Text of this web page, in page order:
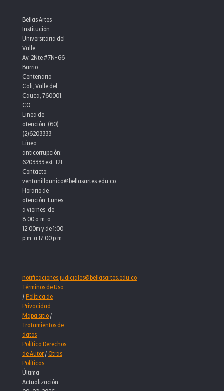
Bellas Artes
Institución
Universitaria del
Valle
Av. 2Nte #7N-66
Barrio
Centenario
Cali, Valle del
Cauca, 760001,
CO
Linea de
atención: (60)
(2)6203333
Línea
anticorrupción:
6203333 ext. 121
Contacto:
ventanillaunica@bellasartes.edu.co
Horario de
atención: Lunes
a viernes, de
8:00 a.m. a
12:00m y de 1:00
p.m. a 17:00 p.m.
notificaciones.judiciales@bellasartes.edu.co
Términos de Uso
/Política de
Privacidad
Mapa sitio/
Tratamientos de
datos
Política Derechos
de Autor/Otras
Políticas
Última
Actualización: